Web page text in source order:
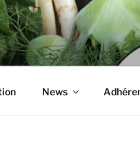
News